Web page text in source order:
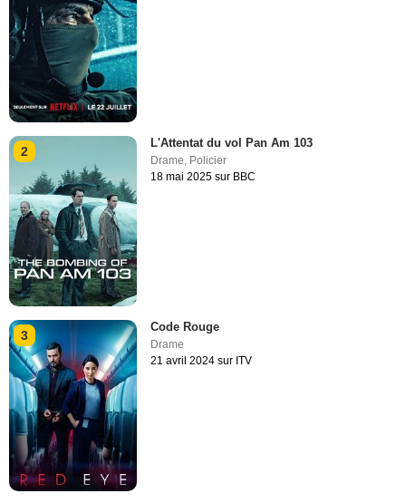
2
L'Attentat du vol Pan Am 103
Drame, Policier
18 mai 2025 sur BBC
3
Code Rouge
Drame
21 avril 2024 sur ITV